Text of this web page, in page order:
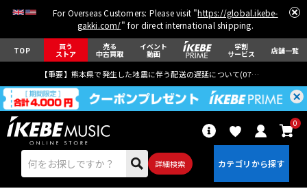
For Overseas Customers: Please visit "https://global.ikebe-
gakki.com/" for direct international shipping.
TOP 買う
ストア
売る
中古買取
イベント
動画
学割
サービス 店舗一覧
【重要】熊本県で発生した地震に伴う配送の遅延について(07月29日
詳細検索
0